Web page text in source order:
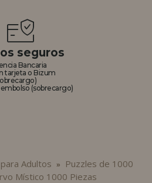
seguros
Bancaria
tarjeta o Bizum
(sobrecargo)
Adultos »
Puzzles de 1000
Místico 1000 Piezas